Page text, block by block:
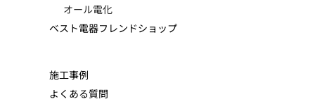
オール電化
ベスト電器フレンドショップ
施工事例
よくある質問